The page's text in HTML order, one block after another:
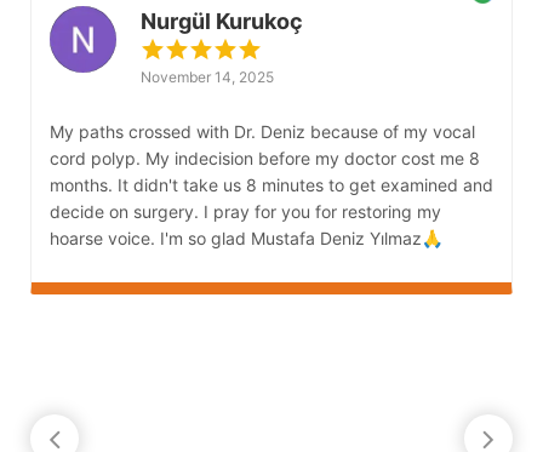
Nurgül Kurukoç
November 14, 2025
My paths crossed with Dr. Deniz because of my vocal
cord polyp. My indecision before my doctor cost me 8
months. It didn't take us 8 minutes to get examined and
decide on surgery. I pray for you for restoring my
hoarse voice. I'm so glad Mustafa Deniz Yılmaz🙏